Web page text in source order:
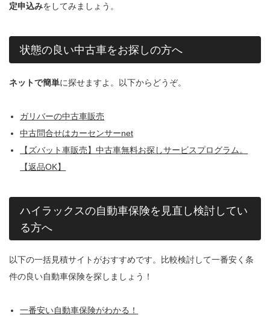
定申込みをしてみましょう。
状態の良い中古車をお探しの方へ
ネットで簡単に探せますよ。以下からどうぞ。
ガリバーの中古車販売
中古問合せはカーセンサーnet
【ズバット車販売】中古車無料お探しサービスプログラム。
【返品OK】
ハイラックスの自動車保険を見直し検討してい
る方へ
以下の一括見積サイトがおすすめです。比較検討して一番安く条
件の良い自動車保険を探しましょう！
一番安い自動車保険がわかる！